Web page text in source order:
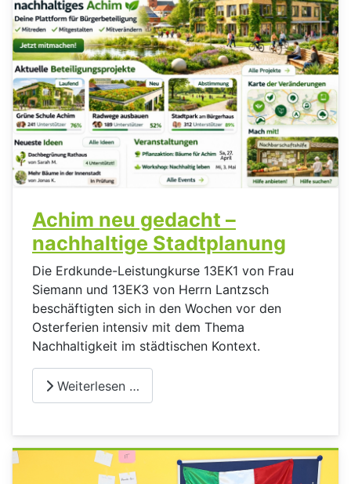
Achim neu gedacht –
nachhaltige Stadtplanung
Die Erdkunde-Leistungkurse 13EK1 von Frau
Siemann und 13EK3 von Herrn Lantzsch
beschäftigten sich in den Wochen vor den
Osterferien intensiv mit dem Thema
Nachhaltigkeit im städtischen Kontext.
Weiterlesen …